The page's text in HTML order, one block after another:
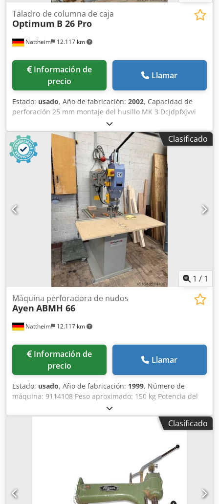
Nattheim 12.117 km
Taladro de columna de caja
Optimum B 26 Pro
Información de
precio
Llamar
Estado: usado, Año de fabricación: 2002, Capacidad de
perforación 25 mm montaje del husillo MK 3 Dcjdpfxjvvi
Aue Ahaok Lugar de almacenamiento: Nattheim
Clasificado
1 / 1
Nattheim 12.117 km
Máquina perforadora de nudos
Ayen ABMH 66
Información de
precio
Llamar
Estado: usado, Año de fabricación: 1999, Número de
máquina: 9114108 Peso aproximado: 150 kg Potencia del
motor: 0,71 / 1,26 kW Voladizo: desde el soporte hasta el
centro de perforación: 600 mm Dodpezd Hntsfx Ahasck
Altura máxima del material: 200 mm Ancho de la mesa:
Portaherramientas: rosca para insertar Limitación de la
profundidad de perforación: sí Carrera de perforación: 70
mm Velocidades de giro: 1400 / 2800 rpm Sujeción de la
pieza de trabajo: sí Avance de perforación: palanca
manual Altura de trabajo o altura de la mesa de apoyo:
890 mm, con iluminación Ubicación: Nattheim
Clasificado